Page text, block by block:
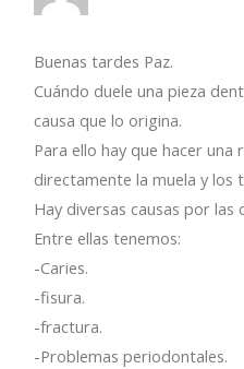
Buenas tardes Paz.
Cuándo duele una pieza
causa que lo origina.
Para ello hay que hacer
directamente la muela y los
Hay diversas causas por
Entre ellas tenemos:
-Caries.
-fisura.
-fractura.
-Problemas periodontales.